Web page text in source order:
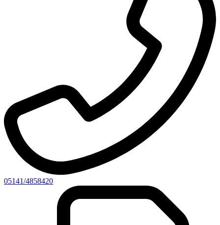
05141/4858420